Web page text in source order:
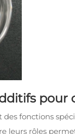
pour
fonctions
leurs rôles